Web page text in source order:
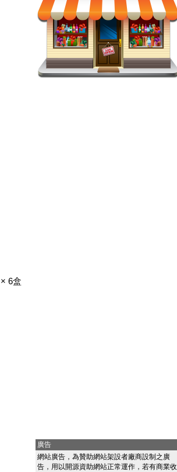
6盒
廣告
網站廣告，為贊助網站架設者廠商設制之廣
告，用以開源資助網站正常運作，若有商業收